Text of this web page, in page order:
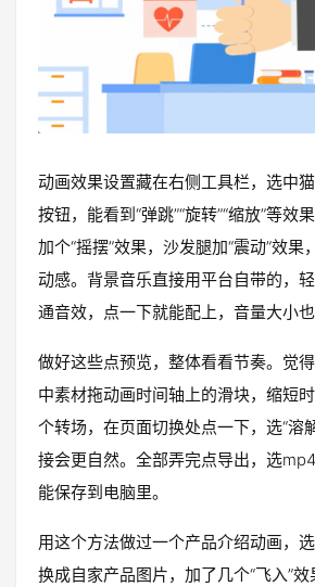
动画效果设置藏在右侧工具栏，选中
按钮，能看到“弹跳”“旋转”“缩放”等效
加个“摇摆”效果，沙发腿加“震动”效果
动感。背景音乐直接用平台自带的，
通音效，点一下就能配上，音量大小也
做好这些点预览，整体看看节奏。觉
中素材拖动画时间轴上的滑块，缩短
个转场，在页面切换处点一下，选“溶
接会更自然。全部弄完点导出，选
能保存到电脑里。
用这个方法做过一个产品介绍动画，
换成自家产品图片，加了几个“飞入”